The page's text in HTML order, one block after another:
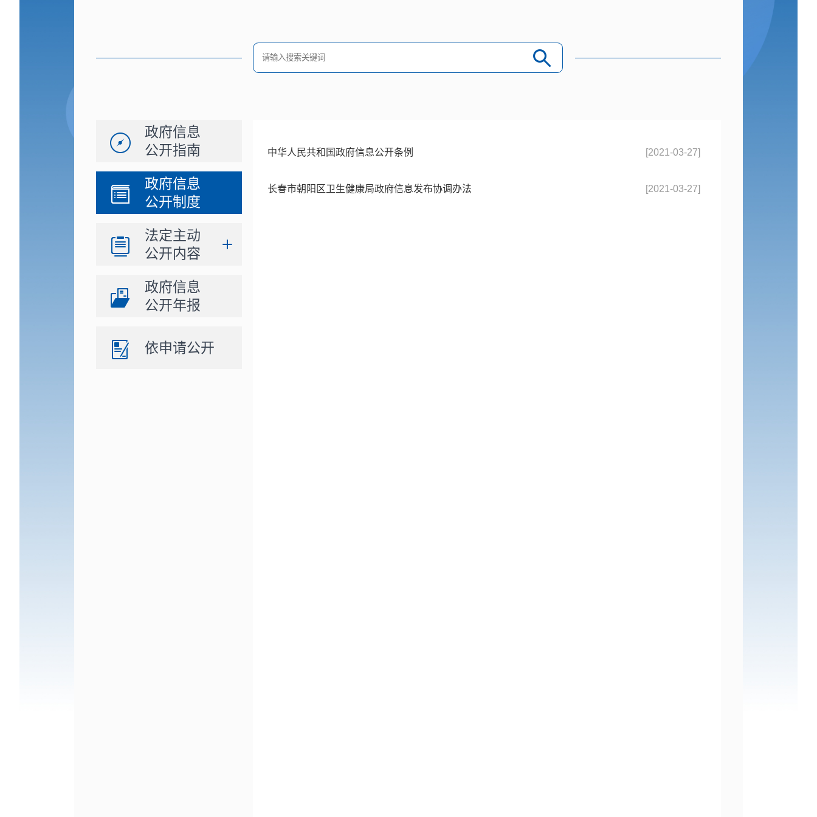
政府信息
公开指南
政府信息
公开制度
法定主动
公开内容
政府信息
公开年报
依申请公开
中华人民共和国政府信息公开条例 [2021-03-27]
长春市朝阳区卫生健康局政府信息发布协调办法 [2021-03-27]